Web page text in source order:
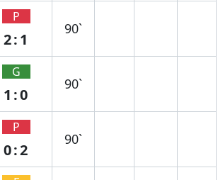
P
2:1
90`
G
1:0
90`
P
0:2
90`